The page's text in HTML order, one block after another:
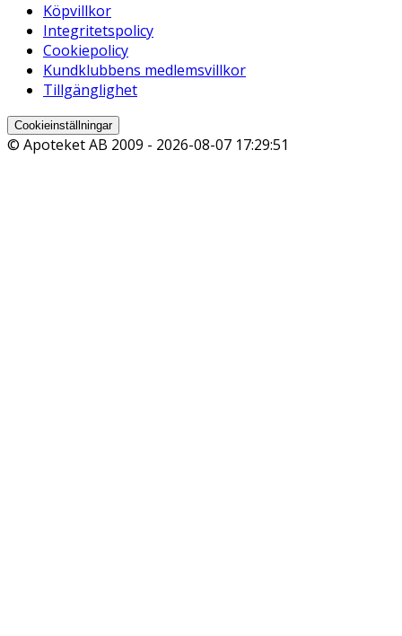
Köpvillkor
Integritetspolicy
Cookiepolicy
Kundklubbens medlemsvillkor
Tillgänglighet
Cookieinställningar
© Apoteket AB 2009 - 2026-08-07 17:29:51